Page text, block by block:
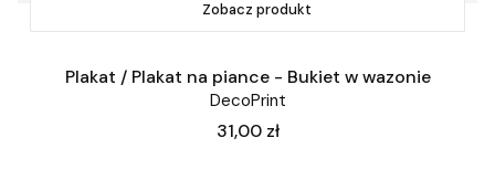
Zobacz produkt
Plakat / Plakat na piance - Bukiet w wazonie
DecoPrint
Cena
31,00 zł